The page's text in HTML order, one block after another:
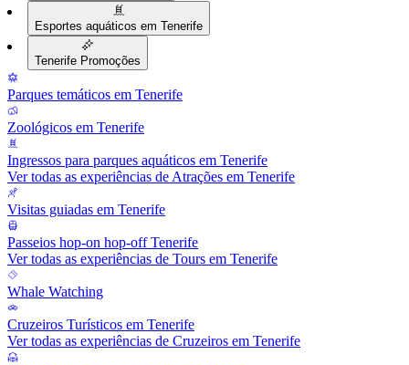
Esportes aquáticos em Tenerife
Tenerife Promoções
Parques temáticos em Tenerife
Zoológicos em Tenerife
Ingressos para parques aquáticos em Tenerife
Ver todas as experiências de Atrações em Tenerife
Visitas guiadas em Tenerife
Passeios hop-on hop-off Tenerife
Ver todas as experiências de Tours em Tenerife
Whale Watching
Cruzeiros Turísticos em Tenerife
Ver todas as experiências de Cruzeiros em Tenerife